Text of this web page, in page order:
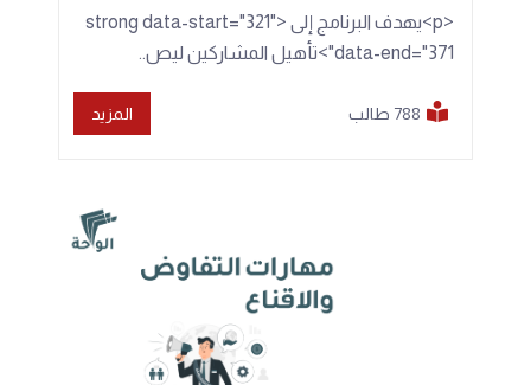
<p>يهدف البرنامج إلى <strong data-start="321"
data-end="371">تأهيل المشاركين ليص..
788 طالب المزيد